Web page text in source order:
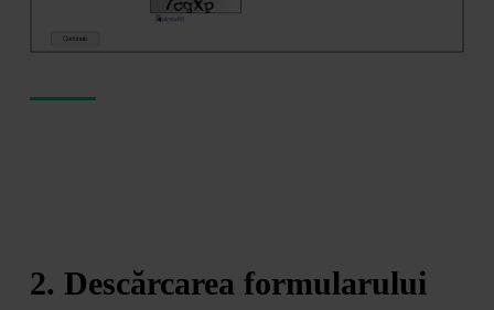
2. Descărcarea formularului